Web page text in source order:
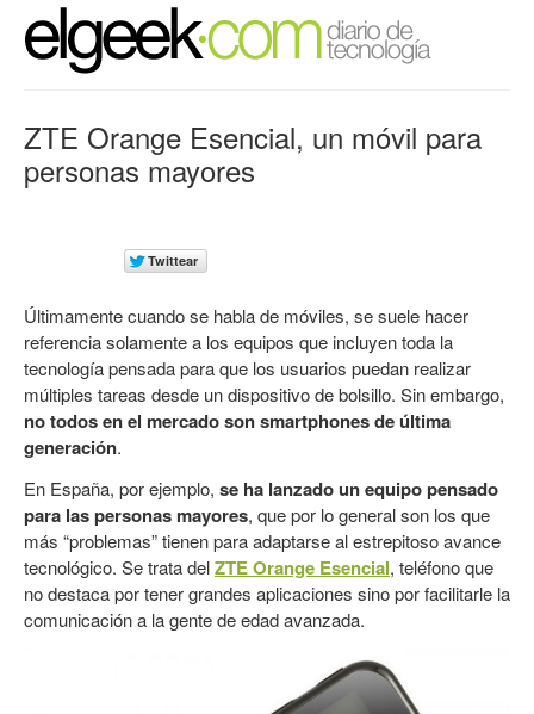
ZTE Orange Esencial, un móvil para
personas mayores
Últimamente cuando se habla de móviles, se suele hacer
referencia solamente a los equipos que incluyen toda la
tecnología pensada para que los usuarios puedan realizar
múltiples tareas desde un dispositivo de bolsillo. Sin embargo,
no todos en el mercado son smartphones de última
generación.
En España, por ejemplo, se ha lanzado un equipo pensado
para las personas mayores, que por lo general son los que
más “problemas” tienen para adaptarse al estrepitoso avance
tecnológico. Se trata delZTE Orange Esencial, teléfono que
no destaca por tener grandes aplicaciones sino por facilitarle la
comunicación a la gente de edad avanzada.